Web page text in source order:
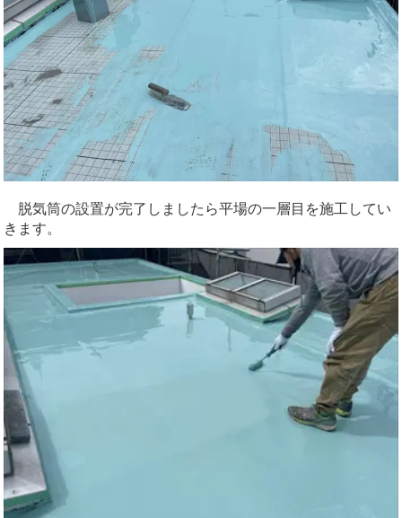
脱気筒の設置が完了しましたら平場の一層目を施工してい
きます。